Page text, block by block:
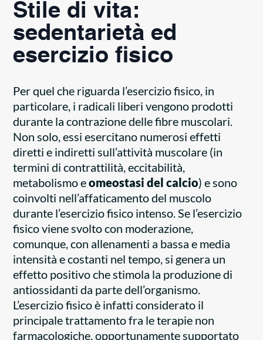
Stile di vita:
sedentarietà ed
esercizio fisico
Per quel che riguarda l’esercizio fisico, in
particolare, i radicali liberi vengono prodotti
durante la contrazione delle fibre muscolari.
Non solo, essi esercitano numerosi effetti
diretti e indiretti sull’attività muscolare (in
termini di contrattilità, eccitabilità,
metabolismo eomeostasi del calcio) e sono
coinvolti nell’affaticamento del muscolo
durante l’esercizio fisico intenso. Se l’esercizio
fisico viene svolto con moderazione,
comunque, con allenamenti a bassa e media
intensità e costanti nel tempo, si genera un
effetto positivo che stimola la produzione di
antiossidanti da parte dell’organismo.
L’esercizio fisico è infatti considerato il
principale trattamento fra le terapie non
farmacologiche, opportunamente supportato